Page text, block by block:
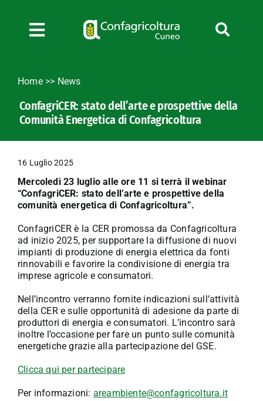
contenuto
Toggle
News
L’Agricoltore cuneese
Lavora con noi
Contatti
Home>> News
ConfagriCER: stato dell’arte e prospettive della
Comunità Energetica di Confagricoltura
16 Luglio 2025
Mercoledì 23 luglio alle ore 11 si terrà il webinar
“ConfagriCER: stato dell’arte e prospettive della
comunità energetica di Confagricoltura”.
ConfagriCER è la CER promossa da Confagricoltura
ad inizio 2025, per supportare la diffusione di nuovi
impianti di produzione di energia elettrica da fonti
rinnovabili e favorire la condivisione di energia tra
imprese agricole e consumatori.
Nell’incontro verranno fornite indicazioni sull’attività
della CER e sulle opportunità di adesione da parte di
produttori di energia e consumatori. L’incontro sarà
inoltre l’occasione per fare un punto sulle comunità
energetiche grazie alla partecipazione del GSE.
Clicca qui per partecipare
Per informazioni: areambiente@confagricoltura.it